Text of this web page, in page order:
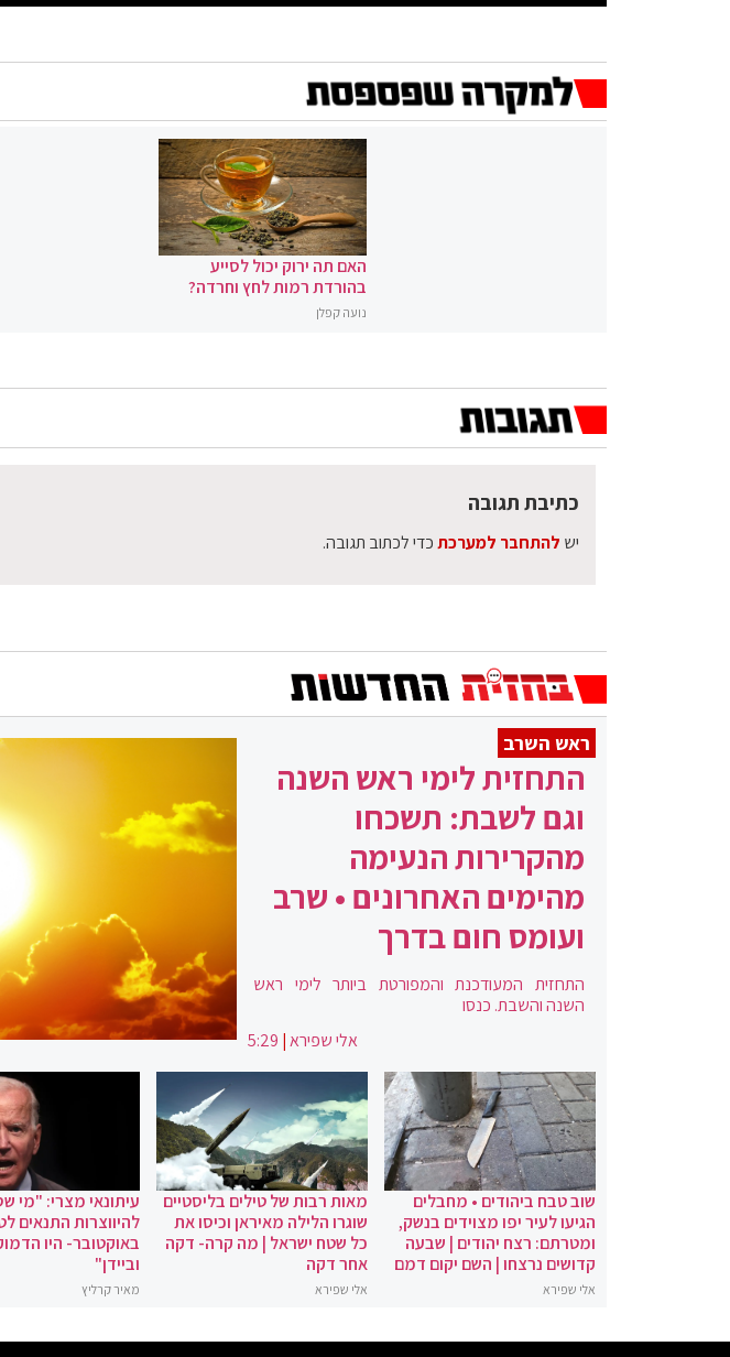
האם תה ירוק יכול לסייע
בהורדת רמות לחץ וחרדה?
נועה קפלן
כתיבת תגובה
יש להתחבר למערכתכדי לכתוב תגובה.
ראש השרב
התחזית לימי ראש השנה
וגם לשבת: תשכחו
מהקרירות הנעימה
מהימים האחרונים • שרב
ועומס חום בדרך
התחזית המעודכנת והמפורטת ביותר לימי ראש
השנה והשבת. כנסו
אלי שפירא|
5:29
שוב טבח ביהודים • מחבלים
הגיעו לעיר יפו מצוידים בנשק,
ומטרתם: רצח יהודים | שבעה
קדושים נרצחו | השם יקום דמם
אלי שפירא
מאות רבות של טילים בליסטיים
שוגרו הלילה מאיראן וכיסו את
כל שטח ישראל | מה קרה- דקה
אחר דקה
אלי שפירא
עיתונאי מצרי: "מי
להיווצרות התנאים
באוקטובר- היו
וביידן"
מאיר קרליץ